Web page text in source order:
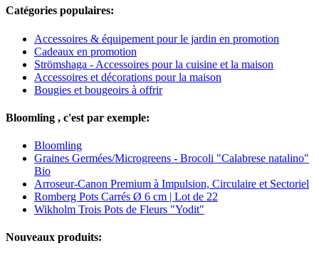
Catégories populaires:
Accessoires & équipement pour le jardin en promotion
Cadeaux en promotion
Strömshaga - Accessoires pour la cuisine et la maison
Accessoires et décorations pour la maison
Bougies et bougeoirs à offrir
Bloomling , c'est par exemple:
Bloomling
Graines Germées/Microgreens - Brocoli "Calabrese natalino"
Bio
Arroseur-Canon Premium à Impulsion, Circulaire et Sectoriel
Romberg Pots Carrés Ø 6 cm | Lot de 22
Wikholm Trois Pots de Fleurs "Yodit"
Nouveaux produits: